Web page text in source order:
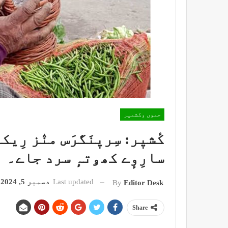
جموں وکشمیر
کٔشیٖر: سِریٖنَگرَس منٛز
سارِوٕے کھۅتہٕ سرد جاے۔
By Editor Desk
Last updated دسمبر 5, 2024
Share